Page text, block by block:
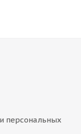
персональных